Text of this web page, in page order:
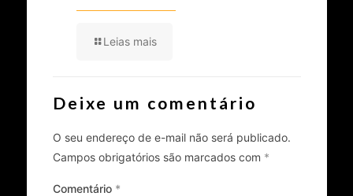
Leias mais
Deixe um comentário
O seu endereço de e-mail não será publicado.
Campos obrigatórios são marcados com *
Comentário *